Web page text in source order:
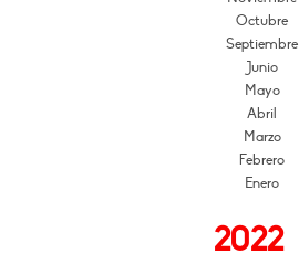
Octubre
Septiembre
Junio
Mayo
Abril
Marzo
Febrero
Enero
2022